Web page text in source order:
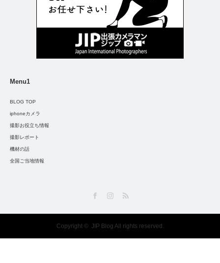
Menu1
BLOG TOP
iphoneカメラ
撮影お役立ち情報
撮影レポート
機材の話
全国ご当地情報
Copyright © JIP Blog All rights reserved.